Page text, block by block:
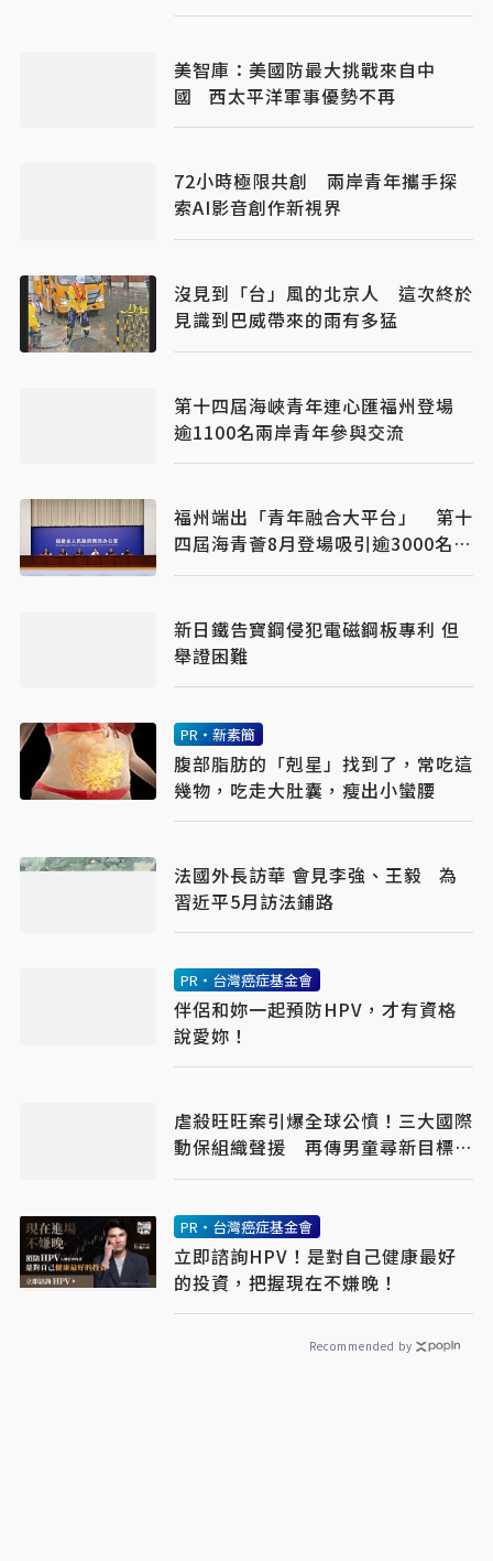
美智庫：美國防最大挑戰來自中
國 西太平洋軍事優勢不再
72小時極限共創 兩岸青年攜手探
索AI影音創作新視界
沒見到「台」風的北京人 這次終於
見識到巴威帶來的雨有多猛
第十四屆海峽青年連心匯福州登場
逾1100名兩岸青年參與交流
福州端出「青年融合大平台」 第十
四屆海青薈8月登場吸引逾3000名台
青交流
新日鐵告寶鋼侵犯電磁鋼板專利 但
舉證困難
PR・新素簡
腹部脂肪的「剋星」找到了，常吃這
幾物，吃走大肚囊，瘦出小蠻腰
法國外長訪華 會見李強、王毅 為
習近平5月訪法鋪路
PR・台灣癌症基金會
伴侶和妳一起預防HPV，才有資格
說愛妳！
虐殺旺旺案引爆全球公憤！三大國際
動保組織聲援 再傳男童尋新目標下
手
PR・台灣癌症基金會
立即諮詢HPV！是對自己健康最好
的投資，把握現在不嫌晚！
Recommended by